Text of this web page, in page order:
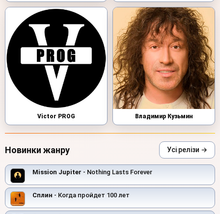
Victor PROG Владимир Кузьмин
Новинки жанру Усі релізи →
Mission Jupiter - Nothing Lasts Forever
Сплин - Когда пройдет 100 лет